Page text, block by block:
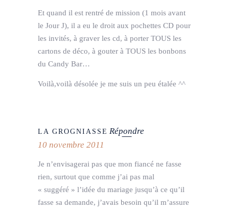
Et quand il est rentré de mission (1 mois avant
le Jour J), il a eu le droit aux pochettes CD pour
les invités, à graver les cd, à porter TOUS les
cartons de déco, à gouter à TOUS les bonbons
du Candy Bar…
Voilà,voilà désolée je me suis un peu étalée ^^
LA GROGNIASSE Répondre
10 novembre 2011
Je n’envisagerai pas que mon fiancé ne fasse
rien, surtout que comme j’ai pas mal
« suggéré » l’idée du mariage jusqu’à ce qu’il
fasse sa demande, j’avais besoin qu’il m’assure